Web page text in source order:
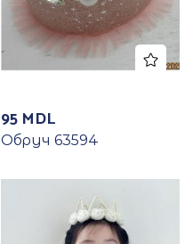
95 MDL
Обруч 63594